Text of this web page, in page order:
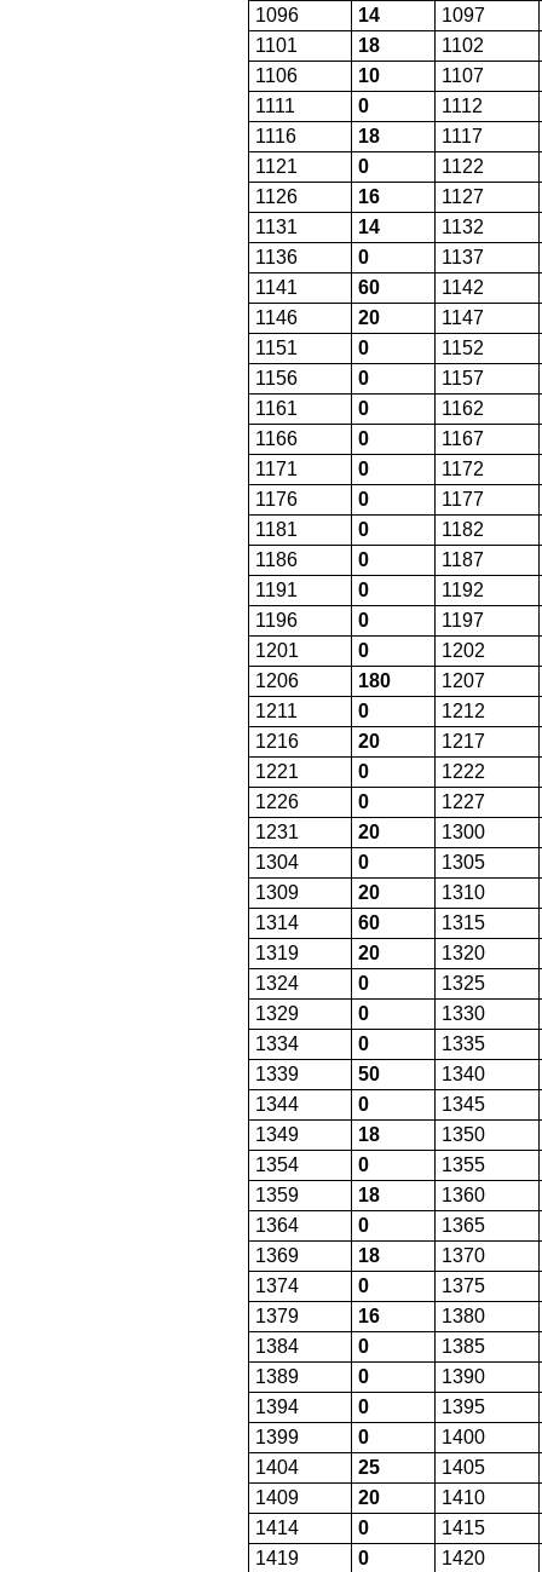
1096
14
1097
1101
18
1102
1106
10
1107
1111
0
1112
1116
18
1117
1121
0
1122
1126
16
1127
1131
14
1132
1136
0
1137
1141
60
1142
1146
20
1147
1151
0
1152
1156
0
1157
1161
0
1162
1166
0
1167
1171
0
1172
1176
0
1177
1181
0
1182
1186
0
1187
1191
0
1192
1196
0
1197
1201
0
1202
1206
180
1207
1211
0
1212
1216
20
1217
1221
0
1222
1226
0
1227
1231
20
1300
1304
0
1305
1309
20
1310
1314
60
1315
1319
20
1320
1324
0
1325
1329
0
1330
1334
0
1335
1339
50
1340
1344
0
1345
1349
18
1350
1354
0
1355
1359
18
1360
1364
0
1365
1369
18
1370
1374
0
1375
1379
16
1380
1384
0
1385
1389
0
1390
1394
0
1395
1399
0
1400
1404
25
1405
1409
20
1410
1414
0
1415
1419
0 1420